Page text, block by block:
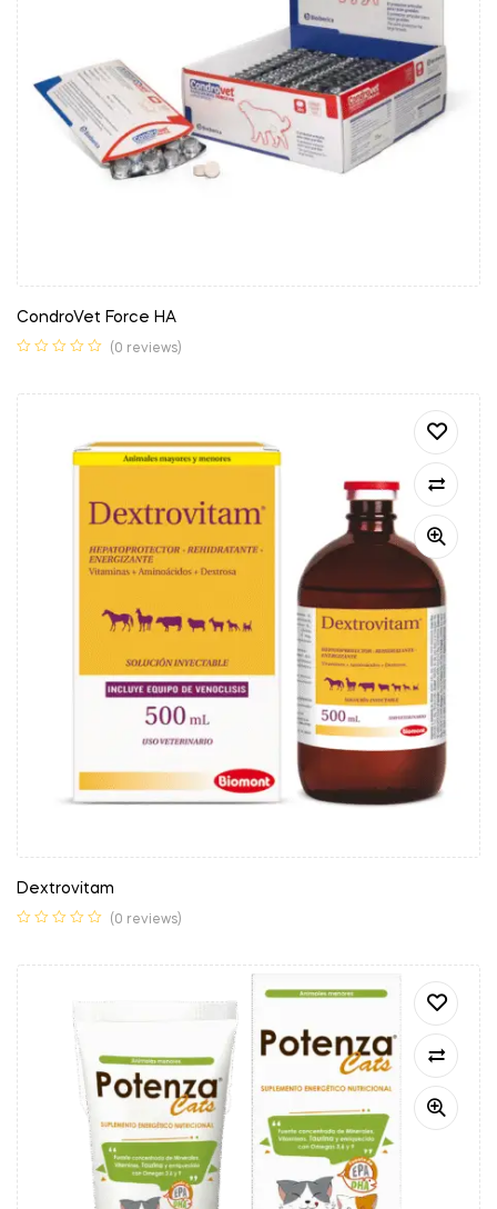
CondroVet Force HA
(0 reviews)
Dextrovitam
(0 reviews)